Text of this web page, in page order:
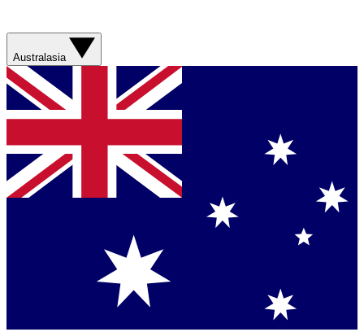
Australasia